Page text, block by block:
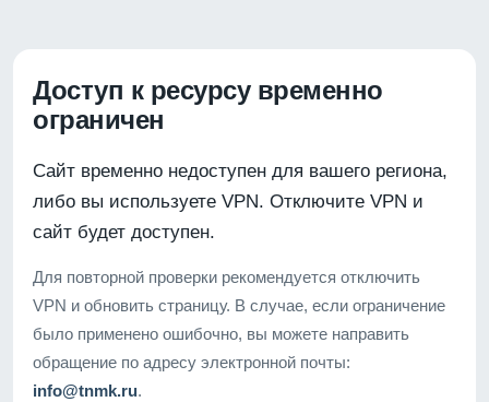
Доступ к ресурсу временно
ограничен
Сайт временно недоступен для вашего региона,
либо вы используете VPN. Отключите VPN и
сайт будет доступен.
Для повторной проверки рекомендуется отключить
VPN и обновить страницу. В случае, если ограничение
было применено ошибочно, вы можете направить
обращение по адресу электронной почты:
info@tnmk.ru.